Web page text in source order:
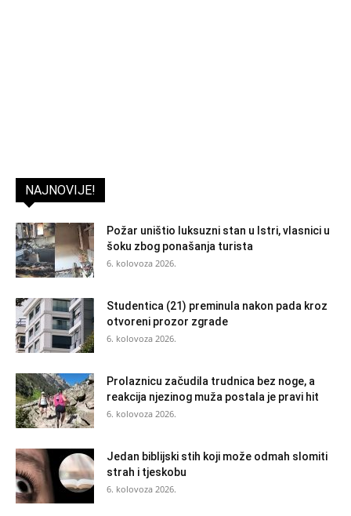
NAJNOVIJE!
Požar uništio luksuzni stan u Istri, vlasnici u
šoku zbog ponašanja turista
6. kolovoza 2026.
Studentica (21) preminula nakon pada kroz
otvoreni prozor zgrade
6. kolovoza 2026.
Prolaznicu začudila trudnica bez noge, a
reakcija njezinog muža postala je pravi hit
6. kolovoza 2026.
Jedan biblijski stih koji može odmah slomiti
strah i tjeskobu
6. kolovoza 2026.